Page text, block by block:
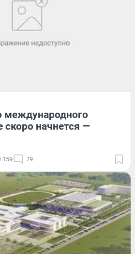
международного
скоро начнется —
159 79